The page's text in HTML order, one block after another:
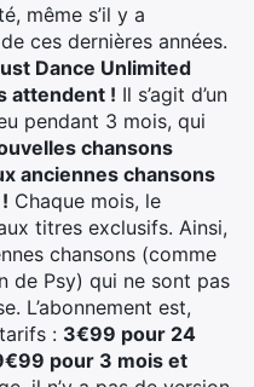
même s’il y a
ces dernières années.
Dance Unlimited
attendent ! Il s’agit d’un
pendant 3 mois, qui
chansons
anciennes chansons
Chaque mois, le
titres exclusifs. Ainsi,
chansons (comme
de Psy) qui ne sont pas
L’abonnement est,
: 3€99 pour 24
pour 3 mois et
×